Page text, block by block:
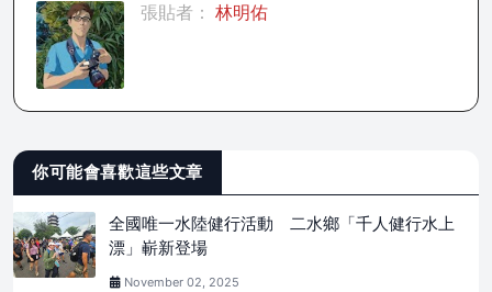
張貼者： 林明佑
你可能會喜歡這些文章
全國唯一水陸健行活動 二水鄉「千人健行水上
漂」嶄新登場
November 02, 2025